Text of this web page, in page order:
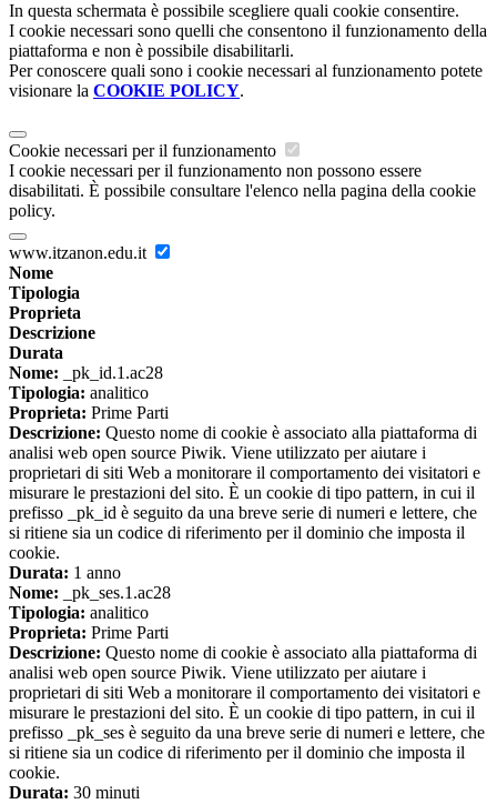
In questa schermata è possibile scegliere quali cookie consentire.
I cookie necessari sono quelli che consentono il funzionamento della
piattaforma e non è possibile disabilitarli.
Per conoscere quali sono i cookie necessari al funzionamento potete
visionare la COOKIE POLICY.
Cookie necessari per il funzionamento
I cookie necessari per il funzionamento non possono essere
disabilitati. È possibile consultare l'elenco nella pagina della cookie
policy.
www.itzanon.edu.it
Nome
Tipologia
Proprieta
Descrizione
Durata
Nome: _pk_id.1.ac28
Tipologia: analitico
Proprieta: Prime Parti
Descrizione: Questo nome di cookie è associato alla piattaforma di
analisi web open source Piwik. Viene utilizzato per aiutare i
proprietari di siti Web a monitorare il comportamento dei visitatori e
misurare le prestazioni del sito. È un cookie di tipo pattern, in cui il
prefisso _pk_id è seguito da una breve serie di numeri e lettere, che
si ritiene sia un codice di riferimento per il dominio che imposta il
cookie.
Durata: 1 anno
Nome: _pk_ses.1.ac28
Tipologia: analitico
Proprieta: Prime Parti
Descrizione: Questo nome di cookie è associato alla piattaforma di
analisi web open source Piwik. Viene utilizzato per aiutare i
proprietari di siti Web a monitorare il comportamento dei visitatori e
misurare le prestazioni del sito. È un cookie di tipo pattern, in cui il
prefisso _pk_ses è seguito da una breve serie di numeri e lettere, che
si ritiene sia un codice di riferimento per il dominio che imposta il
cookie.
Durata: 30 minuti